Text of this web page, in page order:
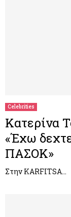
Celebrities
Κατερίνα
«Έχω
ΠΑΣΟΚ»
Στην KARFITSA…